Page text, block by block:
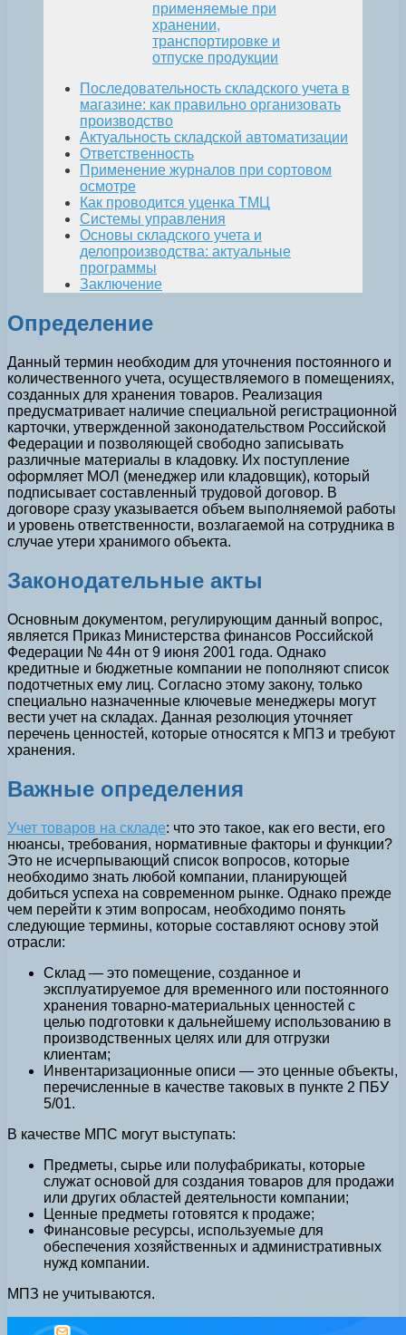
применяемые при
хранении,
транспортировке и
отпуске продукции
Последовательность складского учета в
магазине: как правильно организовать
производство
Актуальность складской автоматизации
Ответственность
Применение журналов при сортовом
осмотре
Как проводится уценка ТМЦ
Системы управления
Основы складского учета и
делопроизводства: актуальные
программы
Заключение
Определение
Данный термин необходим для уточнения постоянного и
количественного учета, осуществляемого в помещениях,
созданных для хранения товаров. Реализация
предусматривает наличие специальной регистрационной
карточки, утвержденной законодательством Российской
Федерации и позволяющей свободно записывать
различные материалы в кладовку. Их поступление
оформляет МОЛ (менеджер или кладовщик), который
подписывает составленный трудовой договор. В
договоре сразу указывается объем выполняемой работы
и уровень ответственности, возлагаемой на сотрудника в
случае утери хранимого объекта.
Законодательные акты
Основным документом, регулирующим данный вопрос,
является Приказ Министерства финансов Российской
Федерации № 44н от 9 июня 2001 года. Однако
кредитные и бюджетные компании не пополняют список
подотчетных ему лиц. Согласно этому закону, только
специально назначенные ключевые менеджеры могут
вести учет на складах. Данная резолюция уточняет
перечень ценностей, которые относятся к МПЗ и требуют
хранения.
Важные определения
Учет товаров на складе: что это такое, как его вести, его
нюансы, требования, нормативные факторы и функции?
Это не исчерпывающий список вопросов, которые
необходимо знать любой компании, планирующей
добиться успеха на современном рынке. Однако прежде
чем перейти к этим вопросам, необходимо понять
следующие термины, которые составляют основу этой
отрасли:
Склад — это помещение, созданное и
эксплуатируемое для временного или постоянного
хранения товарно-материальных ценностей с
целью подготовки к дальнейшему использованию в
производственных целях или для отгрузки
клиентам;
Инвентаризационные описи — это ценные объекты,
перечисленные в качестве таковых в пункте 2 ПБУ
5/01.
В качестве МПС могут выступать:
Предметы, сырье или полуфабрикаты, которые
служат основой для создания товаров для продажи
или других областей деятельности компании;
Ценные предметы готовятся к продаже;
Финансовые ресурсы, используемые для
обеспечения хозяйственных и административных
нужд компании.
МПЗ не учитываются.